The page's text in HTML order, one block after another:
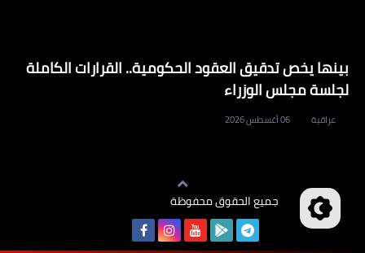
بينها يخص تدقيق العقود الحكومية.. القرارات الكاملة
لجلسة مجلس الوزراء
عراقية 06 أغسطس 2026
جميع الحقوق محفوظة